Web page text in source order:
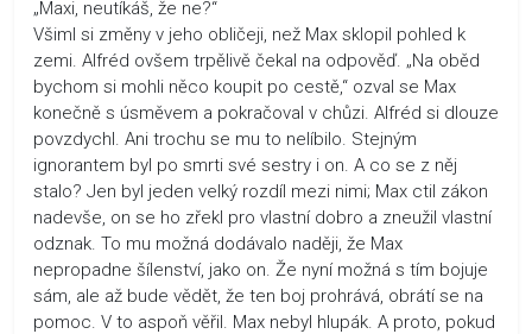
„Maxi, neutíkáš, že ne?“
Všiml si změny v jeho obličeji, než Max sklopil pohled k
zemi. Alfréd ovšem trpělivě čekal na odpověď. „Na oběd
bychom si mohli něco koupit po cestě,“ ozval se Max
konečně s úsměvem a pokračoval v chůzi. Alfréd si dlouze
povzdychl. Ani trochu se mu to nelíbilo. Stejným
ignorantem byl po smrti své sestry i on. A co se z něj
stalo? Jen byl jeden velký rozdíl mezi nimi; Max ctil zákon
nadevše, on se ho zřekl pro vlastní dobro a zneužil vlastní
odznak. To mu možná dodávalo naději, že Max
nepropadne šílenství, jako on. Že nyní možná s tím bojuje
sám, ale až bude vědět, že ten boj prohrává, obrátí se na
pomoc. V to aspoň věřil. Max nebyl hlupák. A proto, pokud